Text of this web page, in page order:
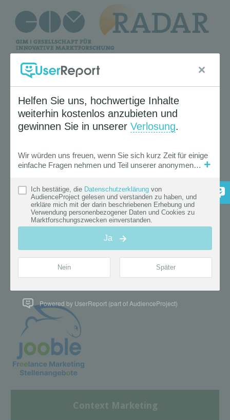
Context Marketing
Powered by UserReport (part of AudienceProject)